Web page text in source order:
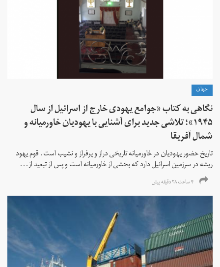
جهان
نگاهی به کتاب «جوامع یهودی خارج از اسرائیل از سال
۱۹۴۵»؛ تلاشی جدید برای آشنایی با یهودیان خاورمیانه و
شمال آفریقا
تاریخ حضور یهودیان در خاورمیانه تاریخی دراز و پرفراز و نشیب است. قوم یهود
ریشه در سرزمین اسرائیل دارد که بخشی از خاورمیانه است و پس از تبعید از...
۴ ساعت ۲۸ دقیقه پیش